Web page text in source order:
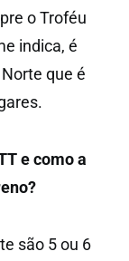
o Troféu
indica, é
que é
e como a
são 5 ou 6